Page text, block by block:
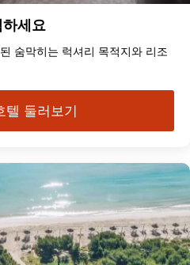
세요
숨막히는 럭셔리 목적지와 리조
텔 둘러보기